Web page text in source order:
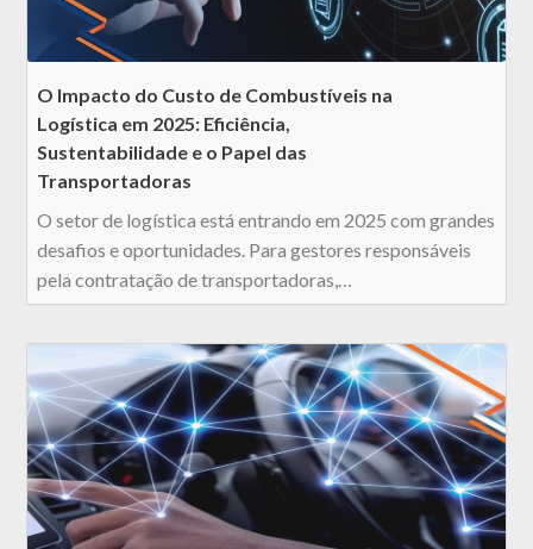
O Impacto do Custo de Combustíveis na
Logística em 2025: Eficiência,
Sustentabilidade e o Papel das
Transportadoras
O setor de logística está entrando em 2025 com grandes
desafios e oportunidades. Para gestores responsáveis
pela contratação de transportadoras,…